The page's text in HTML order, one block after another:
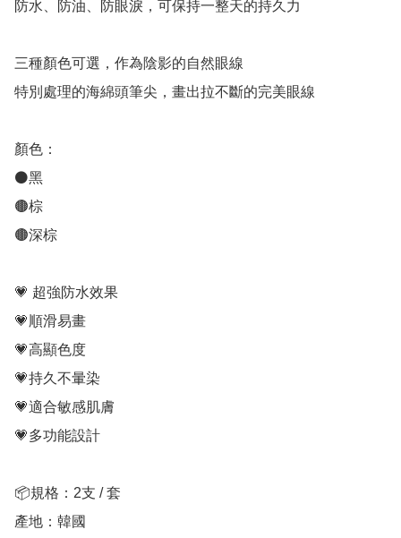
防水、防油、防眼淚，可保持一整天的持久力
三種顏色可選，作為陰影的自然眼線
特別處理的海綿頭筆尖，畫出拉不斷的完美眼線
顏色：
⚫黑
🟤棕
🟤深棕
💗 超強防水效果
💗順滑易畫
💗高顯色度
💗持久不暈染
💗適合敏感肌膚
💗多功能設計
📦規格：2支 / 套
產地：韓國